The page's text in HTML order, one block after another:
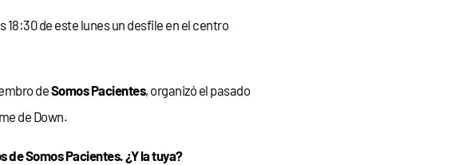
18:30 de este lunes un desfile en el centro
deSomos Pacientes, organizó el pasado
de Down.
de Somos Pacientes. ¿Y la tuya?